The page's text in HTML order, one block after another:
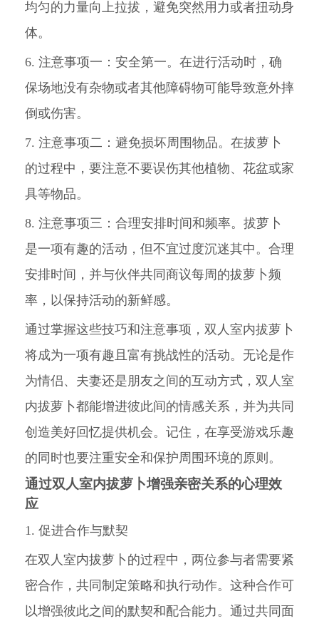
均匀的力量向上拉拔，避免突然用力或者扭动身
体。
6. 注意事项一：安全第一。在进行活动时，确
保场地没有杂物或者其他障碍物可能导致意外摔
倒或伤害。
7. 注意事项二：避免损坏周围物品。在拔萝卜
的过程中，要注意不要误伤其他植物、花盆或家
具等物品。
8. 注意事项三：合理安排时间和频率。拔萝卜
是一项有趣的活动，但不宜过度沉迷其中。合理
安排时间，并与伙伴共同商议每周的拔萝卜频
率，以保持活动的新鲜感。
通过掌握这些技巧和注意事项，双人室内拔萝卜
将成为一项有趣且富有挑战性的活动。无论是作
为情侣、夫妻还是朋友之间的互动方式，双人室
内拔萝卜都能增进彼此间的情感关系，并为共同
创造美好回忆提供机会。记住，在享受游戏乐趣
的同时也要注重安全和保护周围环境的原则。
通过双人室内拔萝卜增强亲密关系的心理效
应
1. 促进合作与默契
在双人室内拔萝卜的过程中，两位参与者需要紧
密合作，共同制定策略和执行动作。这种合作可
以增强彼此之间的默契和配合能力。通过共同面